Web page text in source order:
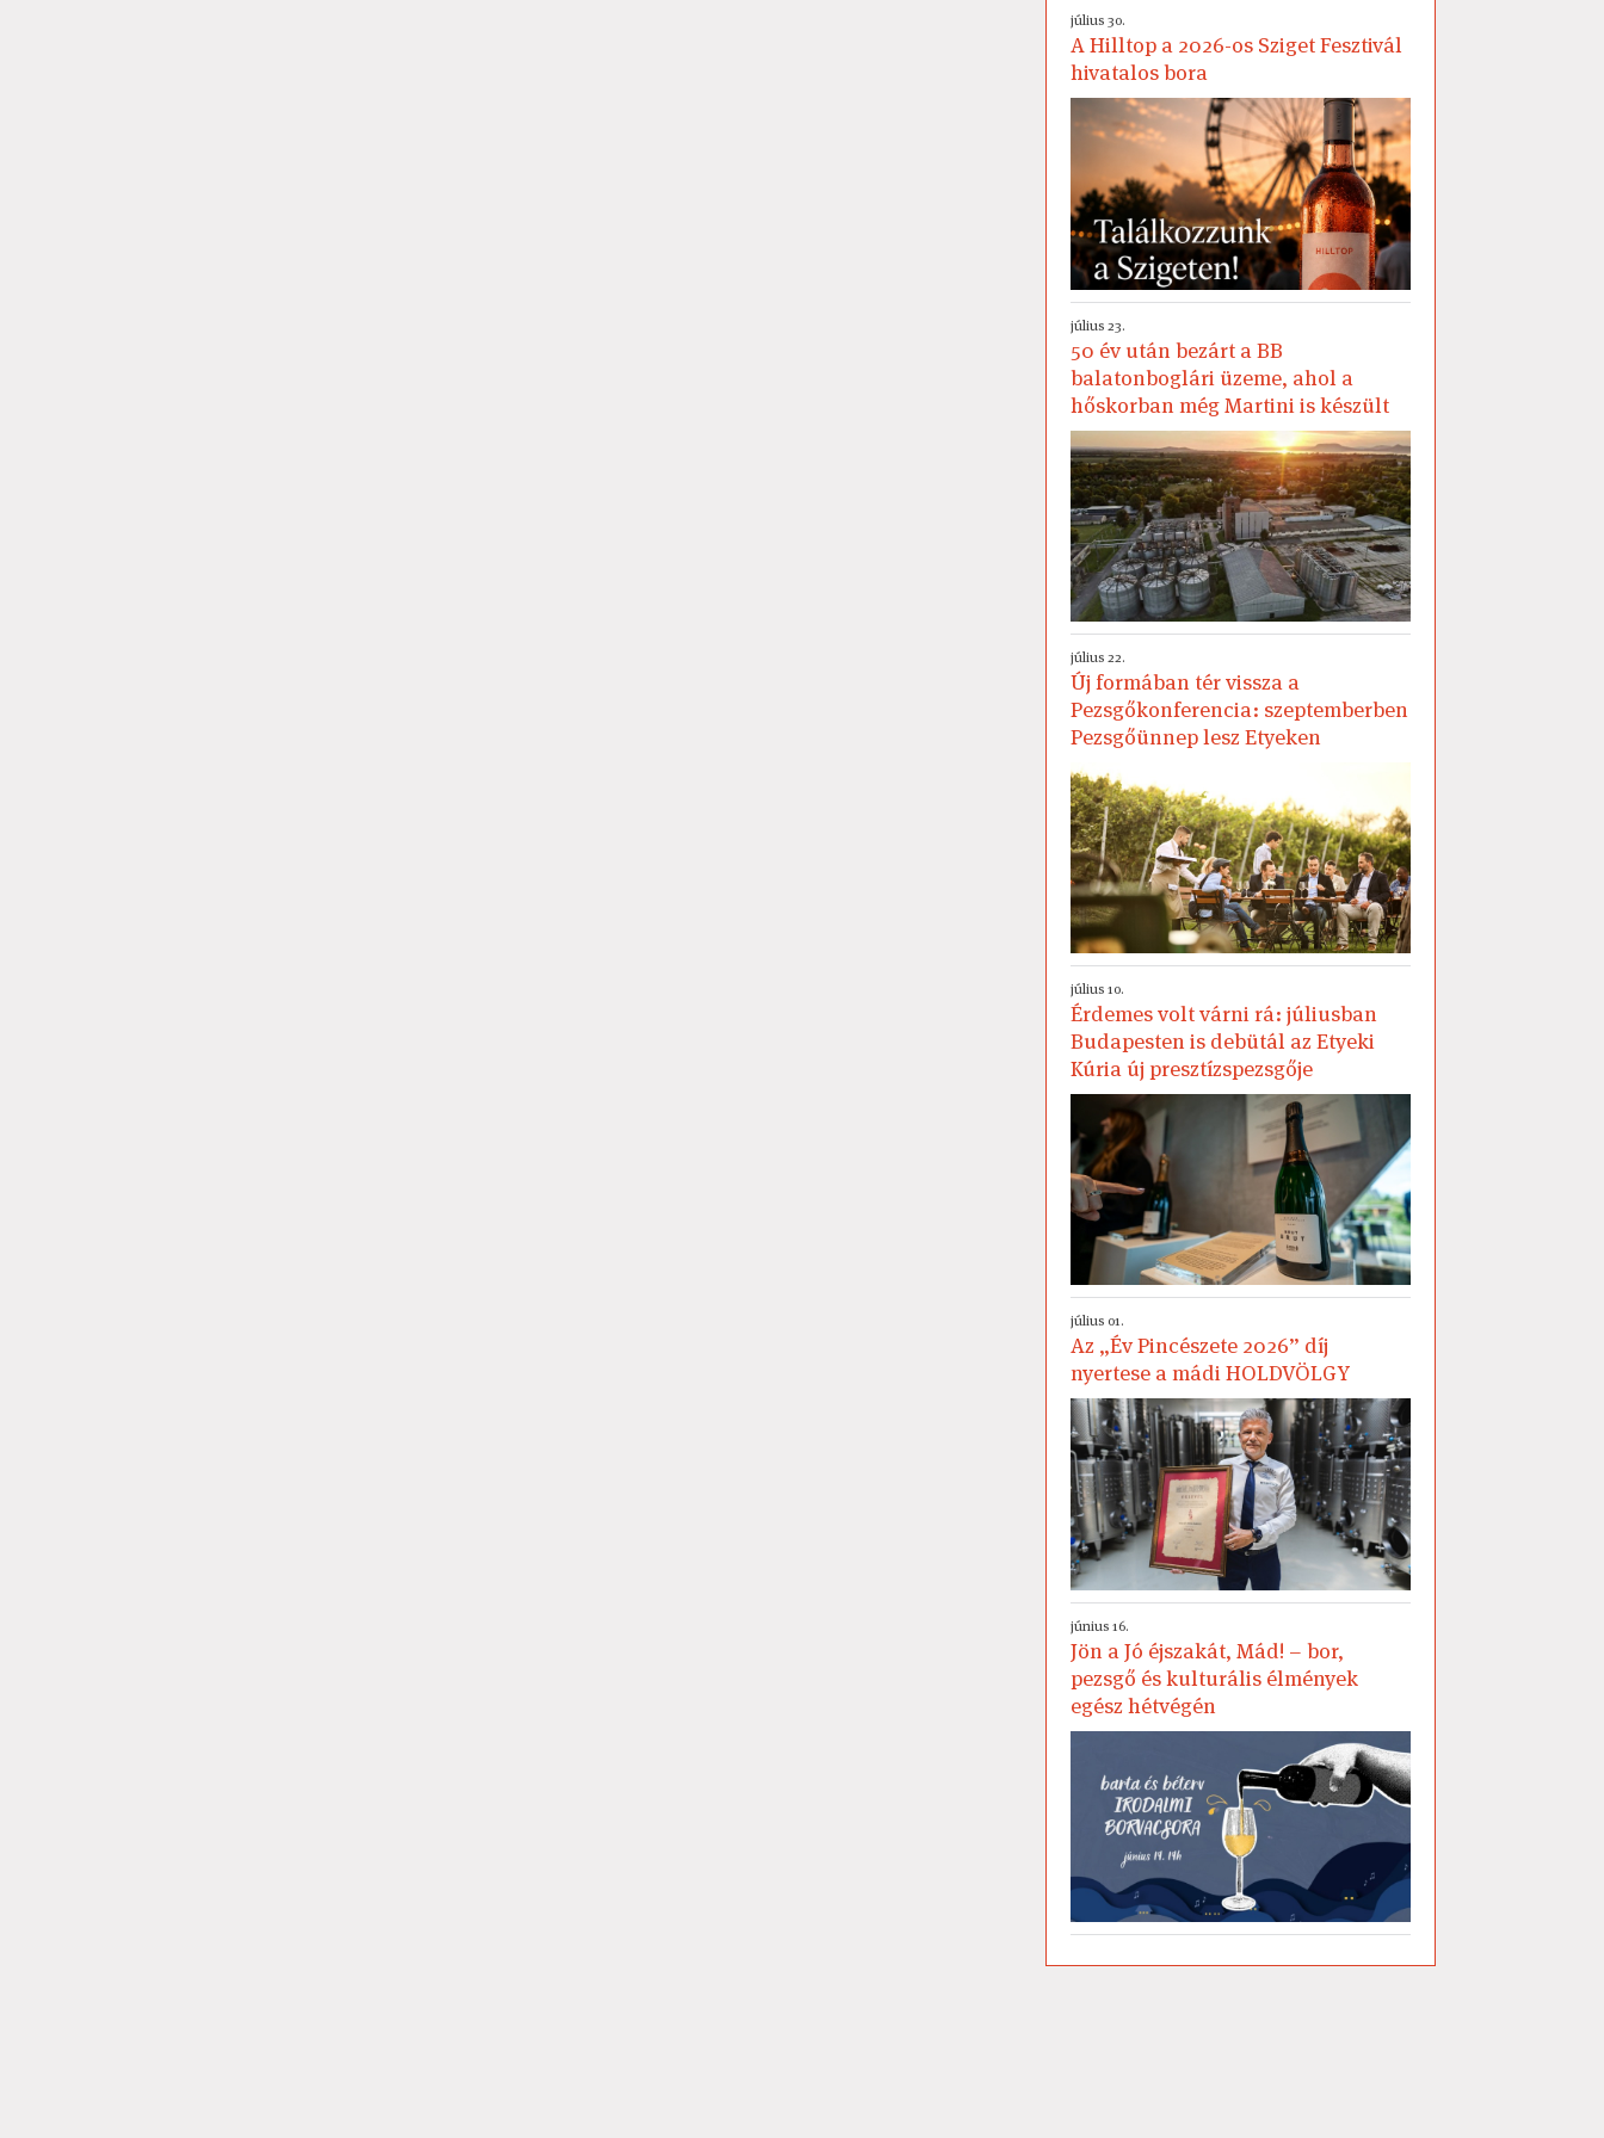
július 30.
A Hilltop a 2026-os Sziget Fesztivál
hivatalos bora
július 23.
50 év után bezárt a BB
balatonboglári üzeme, ahol a
hőskorban még Martini is készült
július 22.
Új formában tér vissza a
Pezsgőkonferencia: szeptemberben
Pezsgőünnep lesz Etyeken
július 10.
Érdemes volt várni rá: júliusban
Budapesten is debütál az Etyeki
Kúria új presztízspezsgője
július 01.
Az „Év Pincészete 2026” díj
nyertese a mádi HOLDVÖLGY
június 16.
Jön a Jó éjszakát, Mád! – bor,
pezsgő és kulturális élmények
egész hétvégén